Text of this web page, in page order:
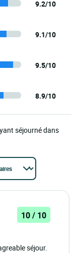
9.2/10
9.1/10
9.5/10
8.9/10
séjourné dans
10 / 10
séjour.